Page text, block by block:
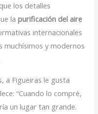
los detalles
lapurificación del aire
internacionales
muchísimos y modernos
a Figueiras le gusta
“Cuando lo compré,
un lugar tan grande.